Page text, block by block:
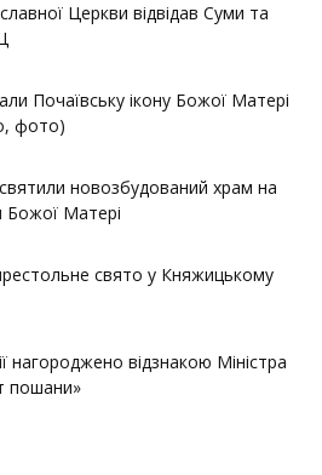
Церкви відвідав Суми та
Почаївську ікону Божої Матері
фото)
новозбудований храм на
Божої Матері
свято у Княжицькому
нагороджено відзнакою Міністра
пошани»